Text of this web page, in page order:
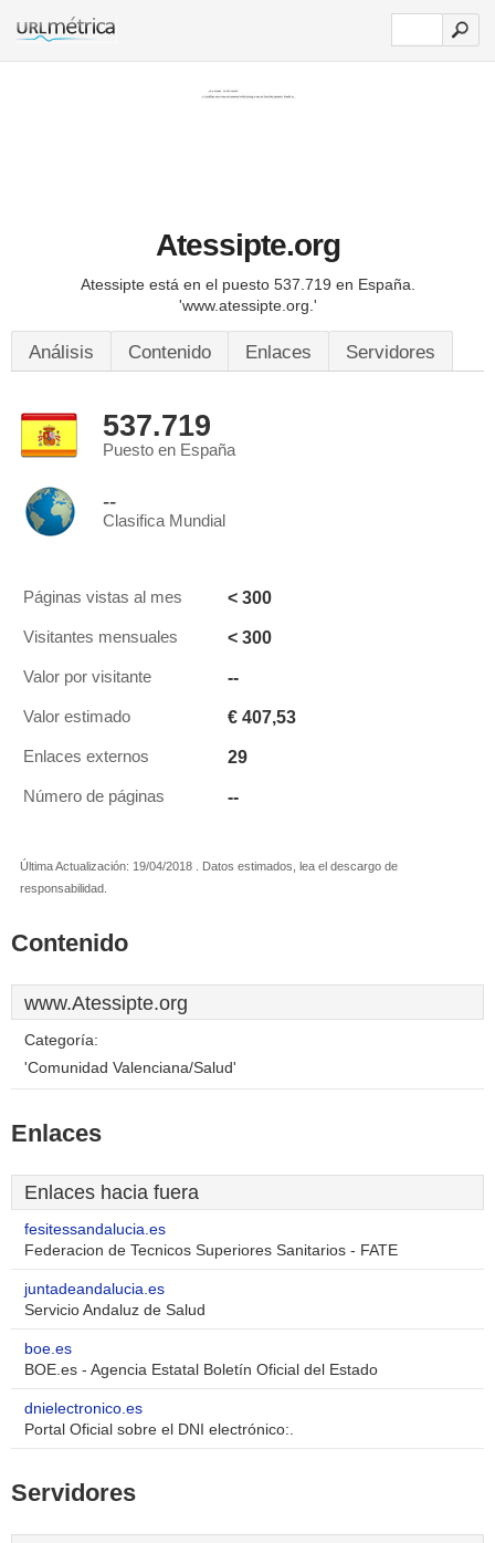
Atessipte.org
Atessipte está en el puesto 537.719 en España.
'www.atessipte.org.'
Análisis Contenido Enlaces Servidores
537.719
Puesto en España
--
Clasifica Mundial
Páginas vistas al mes < 300
Visitantes mensuales < 300
Valor por visitante --
Valor estimado € 407,53
Enlaces externos 29
Número de páginas --
Última Actualización: 19/04/2018 . Datos estimados, lea el descargo de
responsabilidad.
Contenido
www.Atessipte.org
Categoría:
'Comunidad Valenciana/Salud'
Enlaces
Enlaces hacia fuera
fesitessandalucia.es
Federacion de Tecnicos Superiores Sanitarios - FATE
juntadeandalucia.es
Servicio Andaluz de Salud
boe.es
BOE.es - Agencia Estatal Boletín Oficial del Estado
dnielectronico.es
Portal Oficial sobre el DNI electrónico:.
Servidores